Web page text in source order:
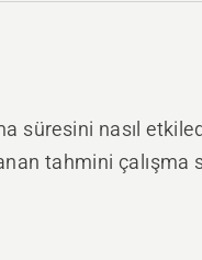
süresini nasıl
tahmini çalışma